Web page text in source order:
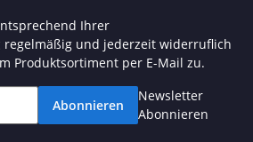
Ihrer
regelmäßig und jederzeit widerruflich
Produktsortiment per E-Mail zu.
Abonnieren
Newsletter
Abonnieren